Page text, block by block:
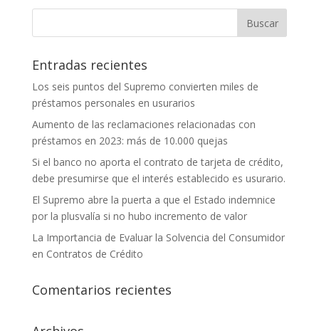
Entradas recientes
Los seis puntos del Supremo convierten miles de
préstamos personales en usurarios
Aumento de las reclamaciones relacionadas con
préstamos en 2023: más de 10.000 quejas
Si el banco no aporta el contrato de tarjeta de crédito,
debe presumirse que el interés establecido es usurario.
El Supremo abre la puerta a que el Estado indemnice
por la plusvalía si no hubo incremento de valor
La Importancia de Evaluar la Solvencia del Consumidor
en Contratos de Crédito
Comentarios recientes